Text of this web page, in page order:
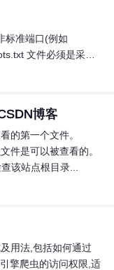
标准端口(例如
文件必须是采用
博客
的第一个文件。
件是可以被查看的。
该站点根目录...
用法,包括如何通过
擎爬虫的访问权限,适